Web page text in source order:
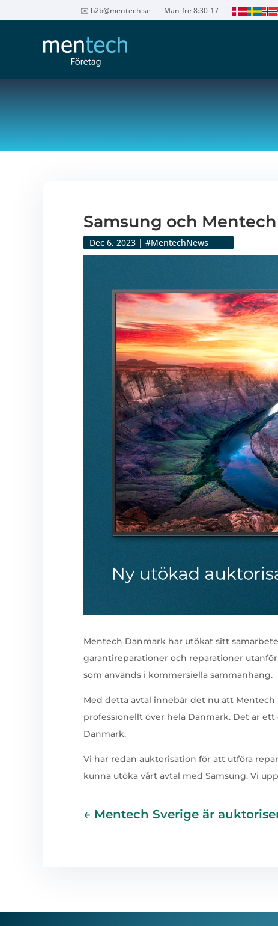
✉️ b2b@mentech.se Man-fre 8:30-17
Samsung och
Dec 6, 2023| #MentechNews
Mentech Danmark har utökat sitt
garantireparationer och reparationer
som används i kommersiella sammanhang.
Med detta avtal innebär det nu att Mentech
professionellt över hela Danmark. Det är
Danmark.
Vi har redan auktorisation för att utföra
kunna utöka vårt avtal med Samsung. Vi
← Mentech Sverige är